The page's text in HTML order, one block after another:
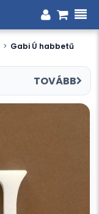
> Gabi Ú habbetű
TOVÁBB